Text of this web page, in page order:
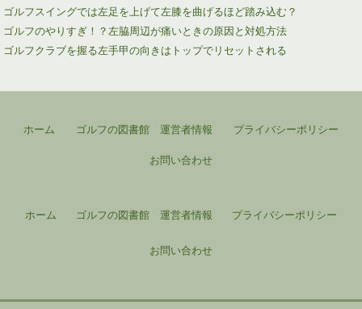
ゴルフスイングでは左足を上げて左膝を曲げるほど踏み込む？
ゴルフのやりすぎ！？左脇周辺が痛いときの原因と対処方法
ゴルフクラブを握る左手甲の向きはトップでリセットされる
ホーム ゴルフの図書館 運営者情報
プライバシーポリシー
お問い合わせ
ホーム ゴルフの図書館 運営者情報 プライバシーポリシー
お問い合わせ